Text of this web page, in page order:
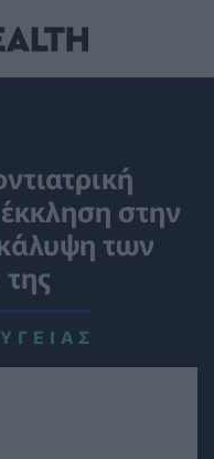
στην
κάλυψη των